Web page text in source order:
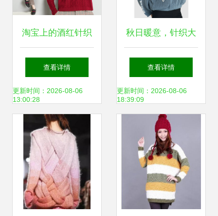
淘宝上的酒红针织
风尚 秋冬衣橱的优
雅新选
查看详情
更新时间：2026-08-06
13:00:28
秋日暖意，针织大
礼包解锁你的温柔
时尚
查看详情
更新时间：2026-08-06
18:39:09